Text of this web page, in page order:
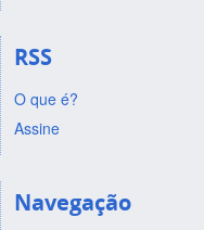
RSS
O que é?
Assine
Navegação